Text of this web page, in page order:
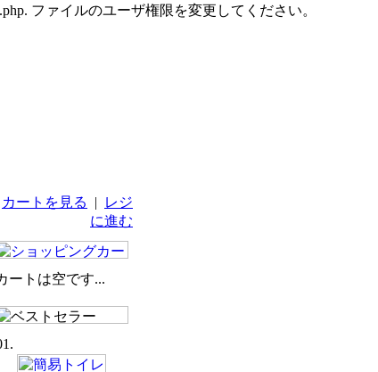
ファイルのユーザ権限を変更してください。
カートを見る |
レジ
に進む
ートは空です...